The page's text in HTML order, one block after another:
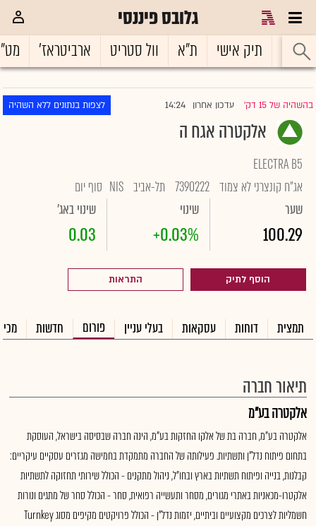
גלובס פיננסי
ראשי תיק אישי ת"א וול סטריט ארביטראז'
בהשהיה של 15 דק' |עדכון אחרון 14:24 לצפות בנתונים ללא השהיה
אלקטרה אגח ה
ELECTRA B5
אג"ח קונצרני לא צמוד 7390222 תל-אביב NIS סוף יום
שער
100.29
שינוי
+0.03%
שינוי באג'
0.03
הוסף לתיק התראות
תמצית דוחות עסקאות בעלי עניין פורום חדשות
תיאור חברה
אלקטרה בע"מ
אלקטרה בע"מ, חברה בת של אלקו החזקות בע"מ, הינה חברה שבסיסה בישראל, העוסקת
בתחום פיתוח נדל"ן ותשתיות. פעילותה של החברה מתמקדת בחמישה מגזרים עסקיים עיקריים:
קבלנות, בנייה ופיתוח תשתיות בארץ ובחו"ל, ניהול מתקנים - הכולל שירותי תחזוקה לתשתיות
אלקטרו-מכאניות באתרי מגורים, מסחר ותעשייה רפואית, סחר - הכולל סחר של מתגים ונורות
חשמליות לצרכים מקצועיים וביתיים, יזמות נדל"ן - הכולל פרויקטים מקיפים מסוג Turnkey